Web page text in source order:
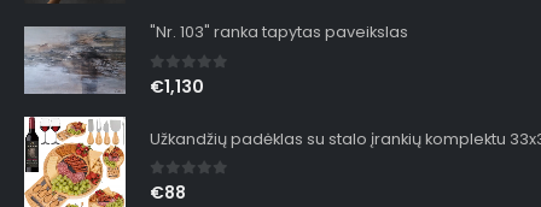
"Nr. 103" ranka tapytas paveikslas
0out of 5
€1,130
Užkandžių padėklas su stalo įrankių komplektu
0out of 5
€88